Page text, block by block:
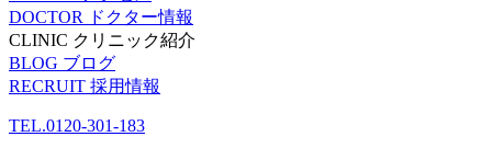
DOCTOR
ドクター情報
CLINIC クリニック紹介
BLOG ブログ
RECRUIT 採用情報
TEL.0120-301-183